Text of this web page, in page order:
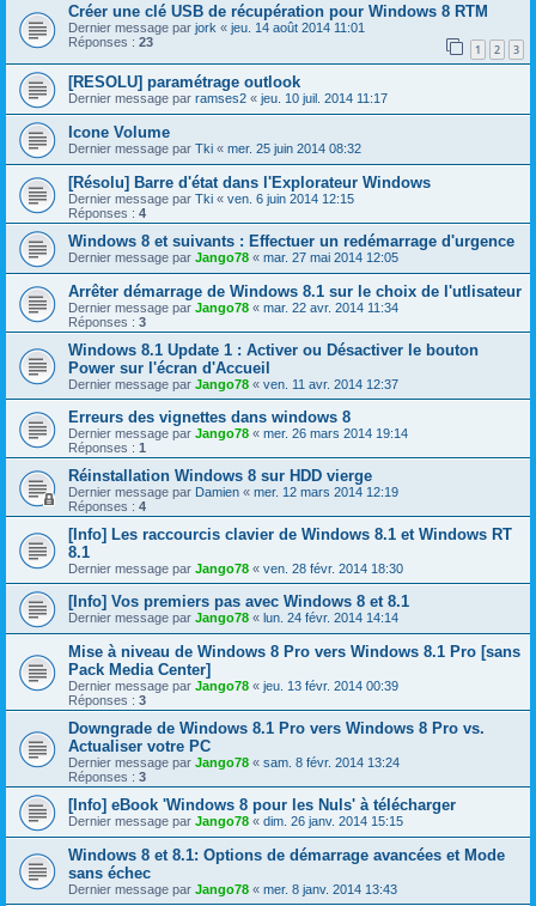
Créer une clé USB de récupération pour Windows 8 RTM
Dernier message par jork « jeu. 14 août 2014 11:01
Réponses : 23 1 2 3
[RESOLU] paramétrage outlook
Dernier message par ramses2 « jeu. 10 juil. 2014 11:17
Icone Volume
Dernier message par Tki « mer. 25 juin 2014 08:32
[Résolu] Barre d'état dans l'Explorateur Windows
Dernier message par Tki « ven. 6 juin 2014 12:15
Réponses : 4
Windows 8 et suivants : Effectuer un redémarrage d'urgence
Dernier message par Jango78 « mar. 27 mai 2014 12:05
Arrêter démarrage de Windows 8.1 sur le choix de l'utlisateur
Dernier message par Jango78 « mar. 22 avr. 2014 11:34
Réponses : 3
Windows 8.1 Update 1 : Activer ou Désactiver le bouton
Power sur l'écran d'Accueil
Dernier message par Jango78 « ven. 11 avr. 2014 12:37
Erreurs des vignettes dans windows 8
Dernier message par Jango78 « mer. 26 mars 2014 19:14
Réponses : 1
Réinstallation Windows 8 sur HDD vierge
Dernier message par Damien « mer. 12 mars 2014 12:19
Réponses : 4
[Info] Les raccourcis clavier de Windows 8.1 et Windows RT
8.1
Dernier message par Jango78 « ven. 28 févr. 2014 18:30
[Info] Vos premiers pas avec Windows 8 et 8.1
Dernier message par Jango78 « lun. 24 févr. 2014 14:14
Mise à niveau de Windows 8 Pro vers Windows 8.1 Pro [sans
Pack Media Center]
Dernier message par Jango78 « jeu. 13 févr. 2014 00:39
Réponses : 3
Downgrade de Windows 8.1 Pro vers Windows 8 Pro vs.
Actualiser votre PC
Dernier message par Jango78 « sam. 8 févr. 2014 13:24
Réponses : 3
[Info] eBook 'Windows 8 pour les Nuls' à télécharger
Dernier message par Jango78 « dim. 26 janv. 2014 15:15
Windows 8 et 8.1: Options de démarrage avancées et Mode
sans échec
Dernier message par Jango78 « mer. 8 janv. 2014 13:43